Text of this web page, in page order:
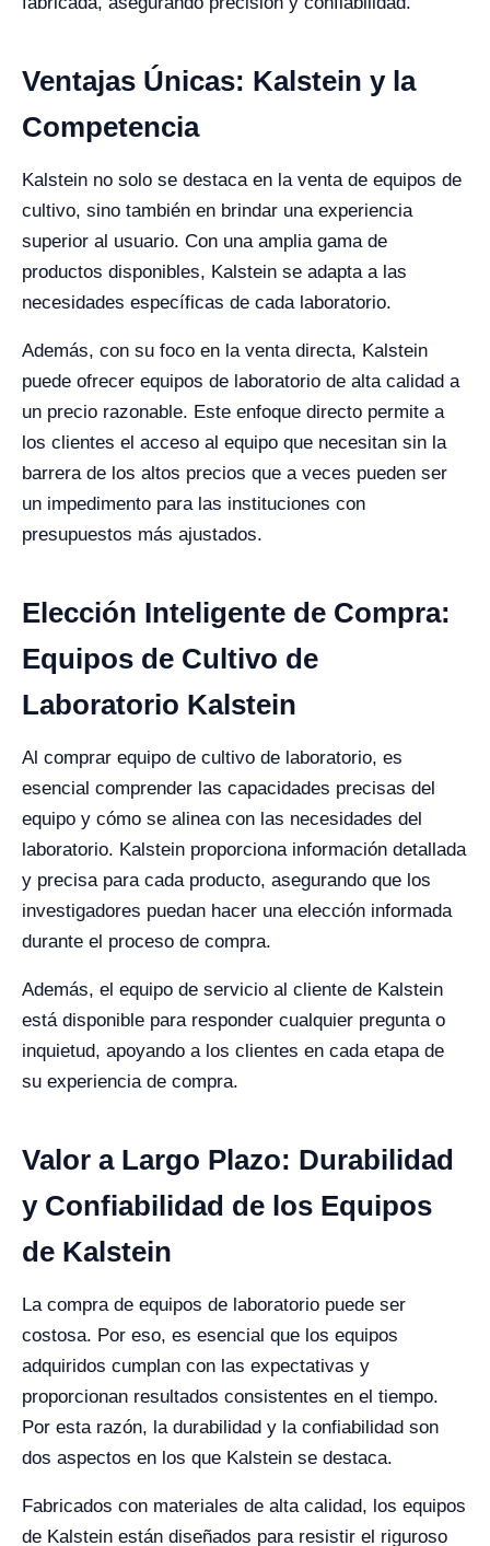
Ventajas Únicas: Kalstein y la
Competencia
Kalstein no solo se destaca en la venta de equipos de
cultivo, sino también en brindar una experiencia
superior al usuario. Con una amplia gama de
productos disponibles, Kalstein se adapta a las
necesidades específicas de cada laboratorio.
Además, con su foco en la venta directa, Kalstein
puede ofrecer equipos de laboratorio de alta calidad a
un precio razonable. Este enfoque directo permite a
los clientes el acceso al equipo que necesitan sin la
barrera de los altos precios que a veces pueden ser
un impedimento para las instituciones con
presupuestos más ajustados.
Elección Inteligente de Compra:
Equipos de Cultivo de
Laboratorio Kalstein
Al comprar equipo de cultivo de laboratorio, es
esencial comprender las capacidades precisas del
equipo y cómo se alinea con las necesidades del
laboratorio. Kalstein proporciona información detallada
y precisa para cada producto, asegurando que los
investigadores puedan hacer una elección informada
durante el proceso de compra.
Además, el equipo de servicio al cliente de Kalstein
está disponible para responder cualquier pregunta o
inquietud, apoyando a los clientes en cada etapa de
su experiencia de compra.
Valor a Largo Plazo: Durabilidad
y Confiabilidad de los Equipos
de Kalstein
La compra de equipos de laboratorio puede ser
costosa. Por eso, es esencial que los equipos
adquiridos cumplan con las expectativas y
proporcionan resultados consistentes en el tiempo.
Por esta razón, la durabilidad y la confiabilidad son
dos aspectos en los que Kalstein se destaca.
Fabricados con materiales de alta calidad, los equipos
de Kalstein están diseñados para resistir el riguroso